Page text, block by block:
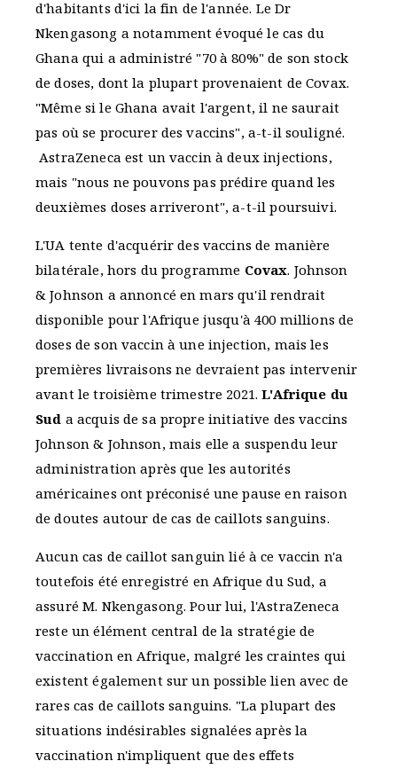
d'habitants d'ici la fin de l'année. Le Dr
Nkengasong a notamment évoqué le cas du
Ghana qui a administré "70 à 80%" de son stock
de doses, dont la plupart provenaient de Covax.
"Même si le Ghana avait l'argent, il ne saurait
pas où se procurer des vaccins", a-t-il souligné.
AstraZeneca est un vaccin à deux injections,
mais "nous ne pouvons pas prédire quand les
deuxièmes doses arriveront", a-t-il poursuivi.
L'UA tente d'acquérir des vaccins de manière
bilatérale, hors du programme Covax. Johnson
& Johnson a annoncé en mars qu'il rendrait
disponible pour l'Afrique jusqu'à 400 millions de
doses de son vaccin à une injection, mais les
premières livraisons ne devraient pas intervenir
avant le troisième trimestre 2021.L'Afrique du
Sud a acquis de sa propre initiative des vaccins
Johnson & Johnson, mais elle a suspendu leur
administration après que les autorités
américaines ont préconisé une pause en raison
de doutes autour de cas de caillots sanguins.
Aucun cas de caillot sanguin lié à ce vaccin n'a
toutefois été enregistré en Afrique du Sud, a
assuré M. Nkengasong. Pour lui, l'AstraZeneca
reste un élément central de la stratégie de
vaccination en Afrique, malgré les craintes qui
existent également sur un possible lien avec de
rares cas de caillots sanguins. "La plupart des
situations indésirables signalées après la
vaccination n'impliquent que des effets